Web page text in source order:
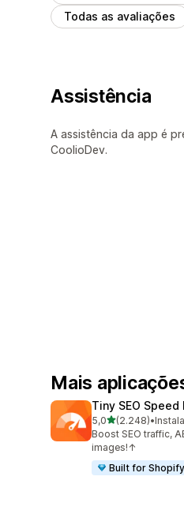
Todas as avaliações
Assistência
A assistência da app é
CoolioDev.
Mais
Tiny SEO
5,0de 5 estrelas
(2.248)
2248 total de•
Boost SEO traffic,
images!↑
Built for Shopify